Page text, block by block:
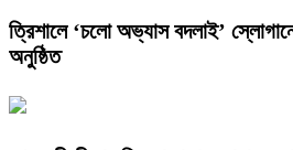
‎ত্রিশালে ‘চলো অভ্যাস বদলাই’
অনুষ্ঠিত